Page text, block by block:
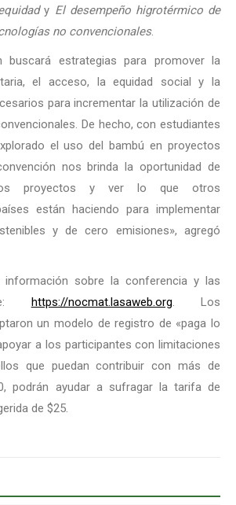
y El desempeño higrotérmico de
no convencionales.
buscará estrategias para promover la
el acceso, la equidad social y la
para incrementar la utilización de
De hecho, con estudiantes
el uso del bambú en proyectos
nos brinda la oportunidad de
proyectos y ver lo que otros
están haciendo para implementar
y de cero emisiones», agregó
información sobre la conferencia y las
https://nocmat.lasaweb.org. Los
un modelo de registro de «paga lo
a los participantes con limitaciones
que puedan contribuir con más de
podrán ayudar a sufragar la tarifa de
de $25.